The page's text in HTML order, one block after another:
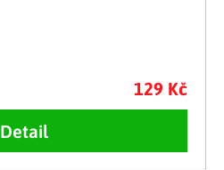
129 Kč
Detail